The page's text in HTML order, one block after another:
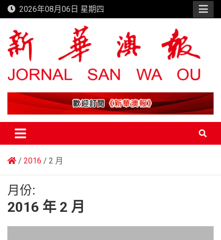
Skip
to
content
2026年08月06日 星期四
新華澳報
2016 2 月
月份:
2016 年 2 月